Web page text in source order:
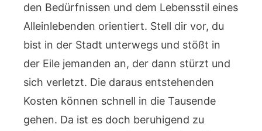
den Bedürfnissen und dem Lebensstil eines
Alleinlebenden orientiert. Stell dir vor, du
bist in der Stadt unterwegs und stößt in
der Eile jemanden an, der dann stürzt und
sich verletzt. Die daraus entstehenden
Kosten können schnell in die Tausende
gehen. Da ist es doch beruhigend zu